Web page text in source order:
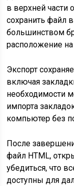
в верхней части
сохранить файл
большинством
расположение
Экспорт
включая
необходимости
импорта
компьютер без
После
файл HTML,
убедиться, что
доступны для